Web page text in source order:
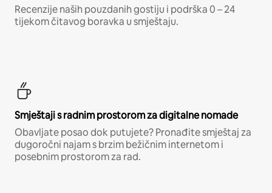
Recenzije naših pouzdanih gostiju i podrška 0 – 24
tijekom čitavog boravka u smještaju.
Smještaji s radnim prostorom za digitalne nomade
Obavljate posao dok putujete? Pronađite smještaj za
dugoročni najam s brzim bežičnim internetom i
posebnim prostorom za rad.